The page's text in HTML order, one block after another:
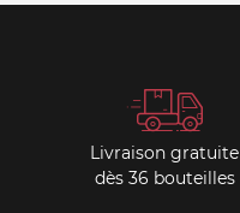
Livraison gratuite
dès 36 bouteilles